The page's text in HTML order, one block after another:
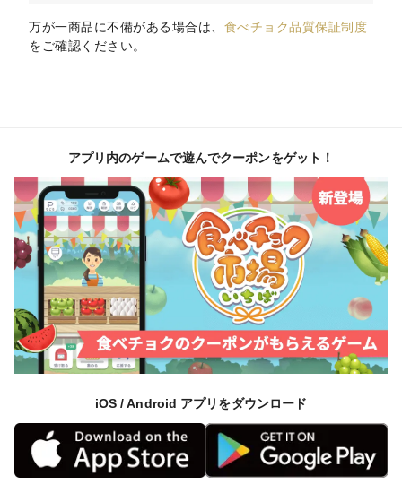
万が一商品に不備がある場合は、 食べチョク品質保証制度
をご確認ください。
アプリ内のゲームで遊んでクーポンをゲット！
iOS / Android アプリをダウンロード